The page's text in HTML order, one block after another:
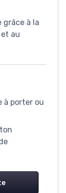
grâce à la
au
à porter ou